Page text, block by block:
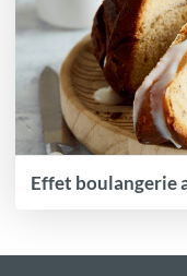
Effet boulangerie